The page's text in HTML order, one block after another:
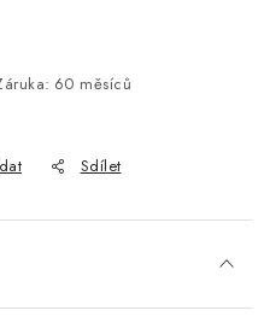
PODMÍNKY
KLADENÉ OTÁZKY, FAQ
: 60 měsíců
Sdílet